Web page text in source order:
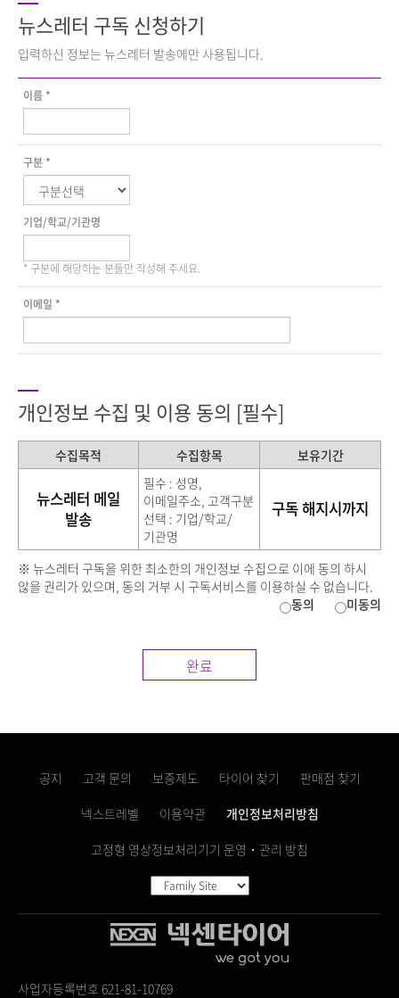
뉴스레터 구독 신청하기
입력하신 정보는 뉴스레터 발송에만 사용됩니다.
이름 *
구분 *
기업/학교/기관명
* 구분에 해당하는 분들만 작성해 주세요.
이메일 *
개인정보 수집 및 이용 동의 [필수]
수집목적 수집항목 보유기간
뉴스레터 메일
발송
필수 : 성명,
이메일주소, 고객구분
선택 : 기업/학교/
기관명
구독 해지시까지
※ 뉴스레터 구독을 위한 최소한의 개인정보 수집으로 이에 동의 하시
않을 권리가 있으며, 동의 거부 시 구독서비스를 이용하실 수 없습니다.
동의
미동의
완료
공지 고객 문의 보증제도 타이어 찾기
판매점 찾기
넥스트레벨
이용약관
개인정보처리방침
고정형 영상정보처리기기 운영・관리 방침
사업자등록번호 621-81-10769